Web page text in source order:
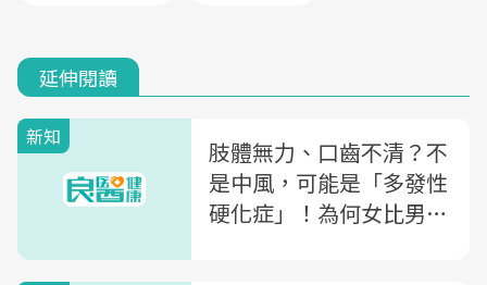
延伸閱讀
新知
肢體無力、口齒不清？不
是中風，可能是「多發性
硬化症」！為何女比男多